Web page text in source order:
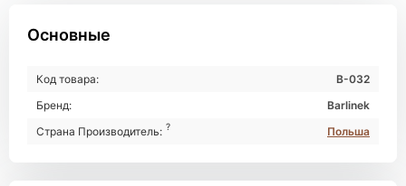
Основные
Код товара:
В-032
Бренд:
Barlinek
Страна Производитель: ? Польша